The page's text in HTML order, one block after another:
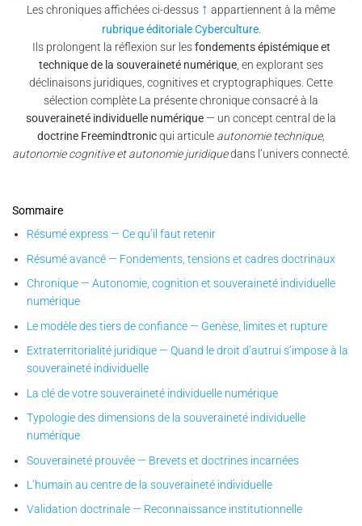
Les chroniques affichées ci-dessus ↑ appartiennent à la même
rubrique éditoriale Cyberculture.
Ils prolongent la réflexion sur lesfondements épistémique et
technique de la souveraineté numérique , en explorant ses
déclinaisons juridiques, cognitives et cryptographiques. Cette
sélection complète La présente chronique consacré à la
souveraineté individuelle numérique — un concept central de la
doctrine Freemindtronicqui articule autonomie technique,
autonomie cognitive et autonomie juridiquedans l’univers connecté.
Sommaire
Résumé express — Ce qu’il faut retenir
Résumé avancé — Fondements, tensions et cadres doctrinaux
Chronique — Autonomie, cognition et souveraineté individuelle
numérique
Le modèle des tiers de confiance — Genèse, limites et rupture
Extraterritorialité juridique — Quand le droit d’autrui s’impose à la
souveraineté individuelle
La clé de votre souveraineté individuelle numérique
Typologie des dimensions de la souveraineté individuelle
numérique
Souveraineté prouvée — Brevets et doctrines incarnées
L’humain au centre de la souveraineté individuelle
Validation doctrinale — Reconnaissance institutionnelle